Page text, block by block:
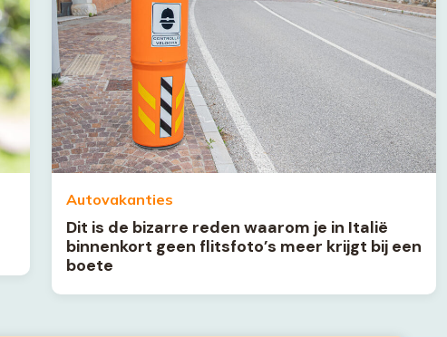
Autovakanties
Dit is de bizarre reden waarom je in Italië
binnenkort geen flitsfoto’s meer krijgt bij een
boete